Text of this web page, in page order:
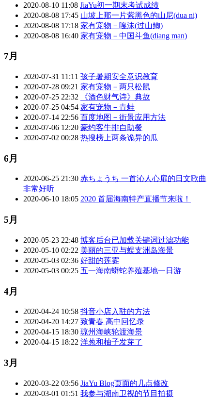
2020-08-10 11:08 JiaYu初一期末考试成绩
2020-08-08 17:45 山坡上那一片紫黑色的山尼(dua ni)
2020-08-08 17:18 家有宠物－嘎沫(过山鲫)
2020-08-08 16:40 家有宠物－中国斗鱼(diang man)
7月
2020-07-31 11:11 孩子暑期安全意识教育
2020-07-28 09:21 家有宠物－两只松鼠
2020-07-25 22:32
《酒色财气诗》典故
2020-07-25 04:54 家有宠物－青蛙
2020-07-14 22:56 百度地图－街景应用方法
2020-07-06 12:20 豪约客牛排自助餐
2020-07-02 00:28 热搜榜上两条诡异的瓜
6月
2020-06-25 21:30 赤ちょうち 一首沁人心扉的日文歌曲
非常好听
2020-06-10 18:05 2020 首届海南特产直播节来啦！
5月
2020-05-23 22:48 博客后台已加载关键词过滤功能
2020-05-10 02:22 美丽的三亚与蜈支洲岛海景
2020-05-03 02:36 好甜的莲雾
2020-05-03 00:25 五一海南蟒蛇养殖基地一日游
4月
2020-04-24 10:58 抖音小店入驻的方法
2020-04-20 14:27 致青春 高中回忆录
2020-04-15 18:30 琼州海峡轮渡海景
2020-04-15 18:22 洋葱和柚子发芽了
3月
2020-03-22 03:56 JiaYu Blog页面的几点修改
2020-03-01 01:51 我参与湖南卫视的节目拍摄